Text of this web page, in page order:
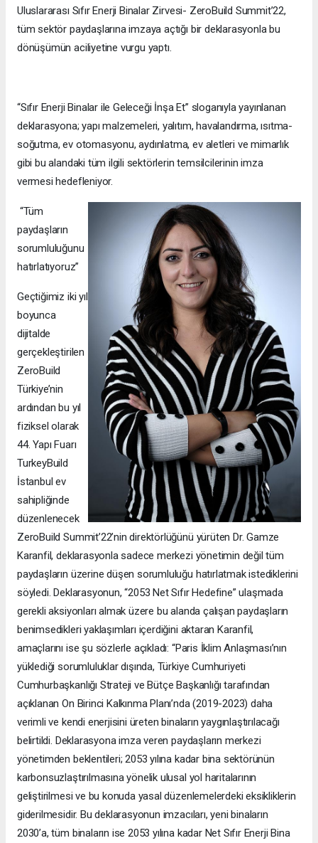
Uluslararası Sıfır Enerji Binalar Zirvesi- ZeroBuild Summit’22,
tüm sektör paydaşlarına imzaya açtığı bir deklarasyonla bu
dönüşümün aciliyetine vurgu yaptı.
“Sıfır Enerji Binalar ile Geleceği İnşa Et” sloganıyla yayınlanan
deklarasyona; yapı malzemeleri, yalıtım, havalandırma, ısıtma-
soğutma, ev otomasyonu, aydınlatma, ev aletleri ve mimarlık
gibi bu alandaki tüm ilgili sektörlerin temsilcilerinin imza
vermesi hedefleniyor.
“Tüm
paydaşların
sorumluluğunu
hatırlatıyoruz”
Geçtiğimiz iki yıl
boyunca
dijitalde
gerçekleştirilen
ZeroBuild
Türkiye’nin
ardından bu yıl
fiziksel olarak
44. Yapı Fuarı
TurkeyBuild
İstanbul ev
sahipliğinde
düzenlenecek
ZeroBuild Summit’22’nin direktörlüğünü yürüten Dr. Gamze
Karanfil, deklarasyonla sadece merkezi yönetimin değil tüm
paydaşların üzerine düşen sorumluluğu hatırlatmak istediklerini
söyledi. Deklarasyonun, “2053 Net Sıfır Hedefine” ulaşmada
gerekli aksiyonları almak üzere bu alanda çalışan paydaşların
benimsedikleri yaklaşımları içerdiğini aktaran Karanfil,
amaçlarını ise şu sözlerle açıkladı: “Paris İklim Anlaşması’nın
yüklediği sorumluluklar dışında, Türkiye Cumhuriyeti
Cumhurbaşkanlığı Strateji ve Bütçe Başkanlığı tarafından
açıklanan On Birinci Kalkınma Planı’nda (2019-2023) daha
verimli ve kendi enerjisini üreten binaların yaygınlaştırılacağı
belirtildi. Deklarasyona imza veren paydaşların merkezi
yönetimden beklentileri; 2053 yılına kadar bina sektörünün
karbonsuzlaştırılmasına yönelik ulusal yol haritalarının
geliştirilmesi ve bu konuda yasal düzenlemelerdeki eksikliklerin
giderilmesidir. Bu deklarasyonun imzacıları, yeni binaların
2030’a, tüm binaların ise 2053 yılına kadar Net Sıfır Enerji Bina